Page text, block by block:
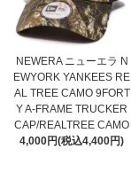
NEWERA ニューエラ N
EWYORK YANKEES RE
AL TREE CAMO 9FORT
Y A-FRAME TRUCKER
CAP/REALTREE CAMO
4,000円(税込4,400円)